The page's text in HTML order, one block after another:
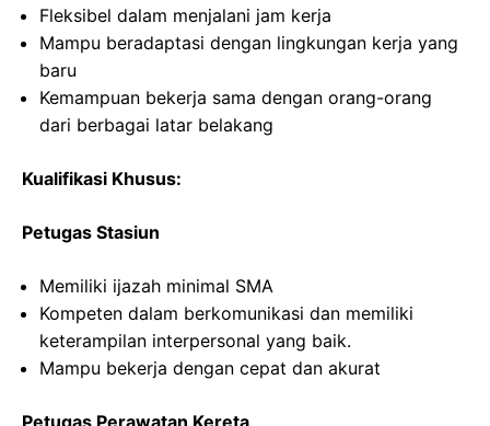
Fleksibel dalam menjalani jam kerja
Mampu beradaptasi dengan lingkungan kerja yang
baru
Kemampuan bekerja sama dengan orang-orang
dari berbagai latar belakang
Kualifikasi Khusus:
Petugas Stasiun
Memiliki ijazah minimal SMA
Kompeten dalam berkomunikasi dan memiliki
keterampilan interpersonal yang baik.
Mampu bekerja dengan cepat dan akurat
Petugas Perawatan Kereta